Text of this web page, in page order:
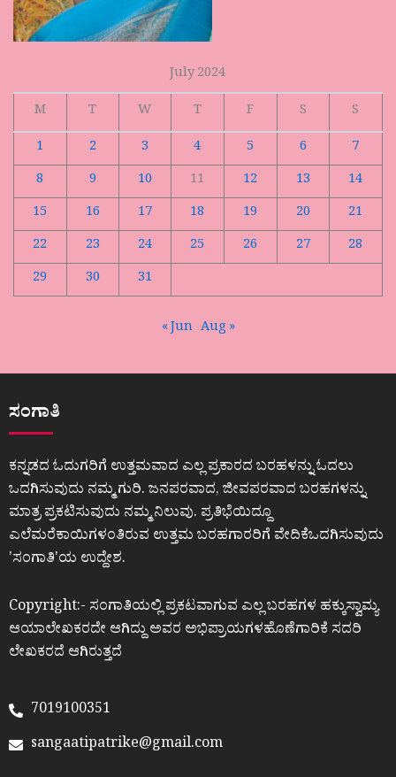
July 2024
M
T W T F S
S
1
2 3 4 5 6
7
8
9 10 11 12 13
14
15
16 17 18 19 20
21
22
23 24 25 26 27
28
29
30 31
« Jun Aug »
ಸಂಗಾತಿ
ಕನ್ನಡದ ಓದುಗರಿಗೆ ಉತ್ತಮವಾದ ಎಲ್ಲ ಪ್ರಕಾರದ ಬರಹಳನ್ನು ಓದಲು
ಒದಗಿಸುವುದು ನಮ್ಮ ಗುರಿ. ಜನಪರವಾದ, ಜೀವಪರವಾದ ಬರಹಗಳನ್ನು
ಮಾತ್ರ ಪ್ರಕಟಿಸುವುದು ನಮ್ಮ ನಿಲುವು. ಪ್ರತಿಭೆಯಿದ್ದೂ
ಎಲೆಮರೆಕಾಯಿಗಳಂತಿರುವ ಉತ್ತಮ ಬರಹಗಾರರಿಗೆ ವೇದಿಕೆಒದಗಿಸುವುದು
ʼಸಂಗಾತಿʼಯ ಉದ್ದೇಶ.
Copyright:- ಸಂಗಾತಿಯಲ್ಲಿ ಪ್ರಕಟವಾಗುವ ಎಲ್ಲ ಬರಹಗಳ ಹಕ್ಕುಸ್ವಾಮ್ಯ
ಆಯಾಲೇಖಕರದೇ ಆಗಿದ್ದು ಅವರ ಅಭಿಪ್ರಾಯಗಳಹೊಣೆಗಾರಿಕೆ ಸದರಿ
ಲೇಖಕರದೆ ಆಗಿರುತ್ತದೆ
7019100351
sangaatipatrike@gmail.com